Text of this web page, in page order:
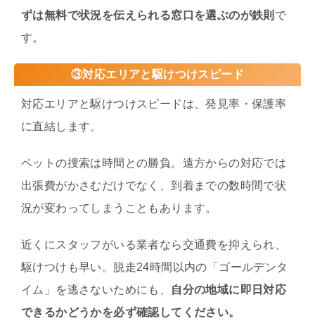
ずは無料で状況を伝えられる窓口を選ぶのが鉄則 で
す。
③対応エリアと駆けつけスピード
対応エリアと駆けつけスピードは、発見率・保護率
に直結します。
ペットの捜索は時間との勝負。遠方からの対応では
出張費がかさむだけでなく、到着までの数時間で状
況が変わってしまうこともあります。
近くにスタッフがいる業者なら交通費を抑えられ、
駆けつけも早い。脱走24時間以内の「ゴールデンタ
イム」を逃さないためにも、
自分の地域に即日対応
できるかどうかを必ず確認してください。